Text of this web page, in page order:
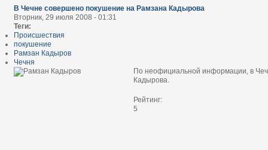
В Чечне совершено покушение на Рамзана Кадырова
Вторник, 29 июля 2008 - 01:31
Теги:
Происшествия
покушение
Рамзан Кадыров
Чечня
По неофициальной информации, в
Кадырова.
Рейтинг:
5